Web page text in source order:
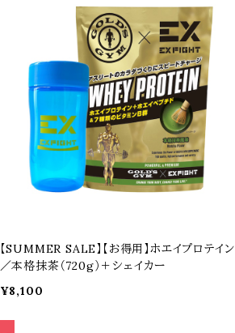
【SUMMER SALE】【お得用】ホエイプロテイン
／本格抹茶（720g）＋シェイカー
¥8,100